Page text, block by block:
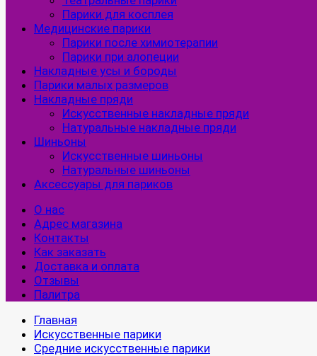
Парики для косплея
Медицинские парики
Парики после химиотерапии
Парики при алопеции
Накладные усы и бороды
Парики малых размеров
Накладные пряди
Искусственные накладные пряди
Натуральные накладные пряди
Шиньоны
Искусственные шиньоны
Натуральные шиньоны
Аксессуары для париков
О нас
Адрес магазина
Контакты
Как заказать
Доставка и оплата
Отзывы
Палитра
Главная
Искусственные парики
Средние искусственные парики